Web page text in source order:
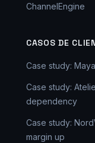
ChannelEngine
CASOS DE
Case study:
Case study:
dependency
Case study:
margin up